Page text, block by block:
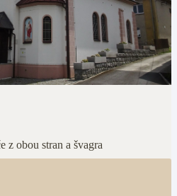
z obou stran a švagra